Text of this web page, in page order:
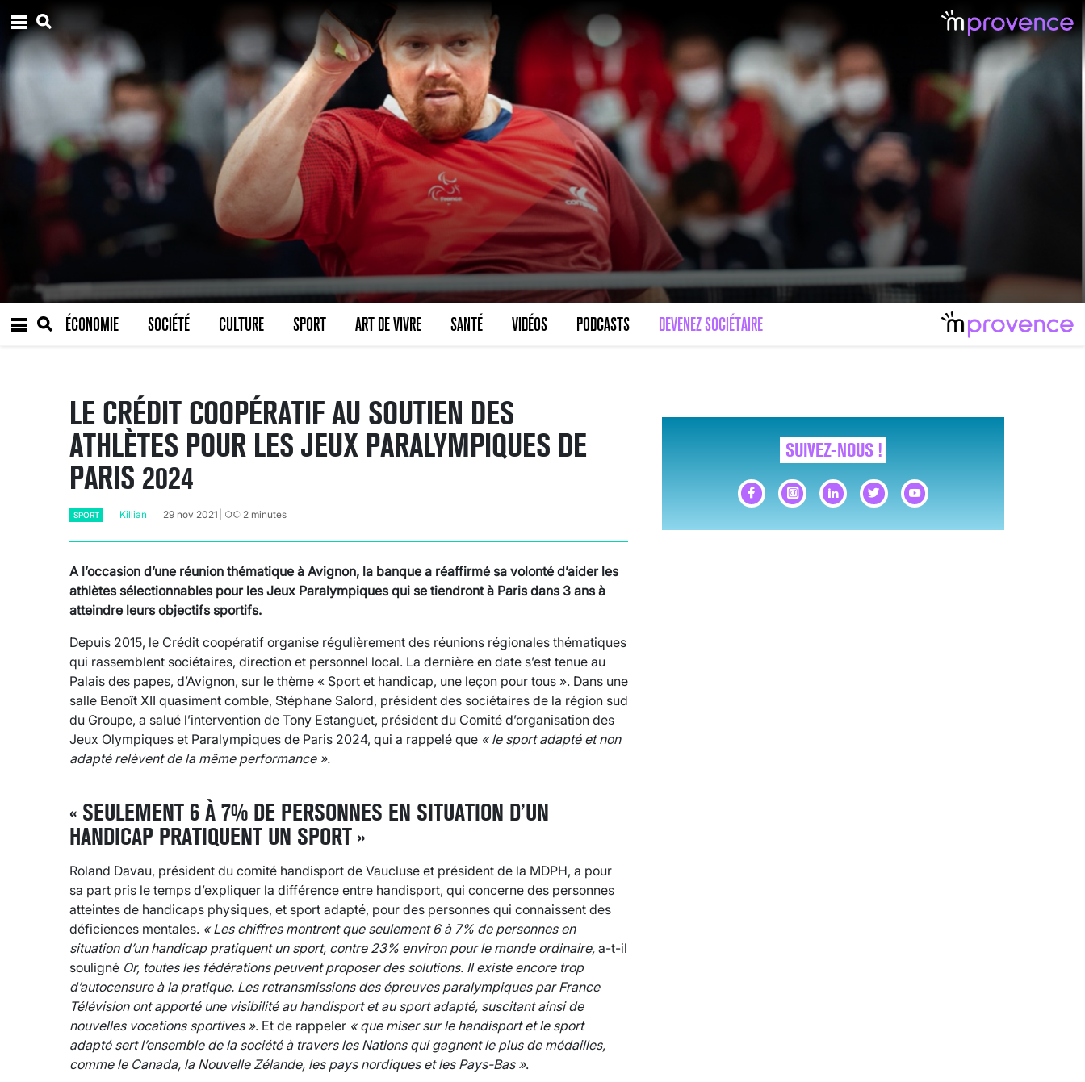
ÉCONOMIE SOCIÉTÉ CULTURE SPORT ART DE VIVRE SANTÉ VIDÉOS PODCASTS DEVENEZ SOCIÉTAIRE
LE CRÉDIT COOPÉRATIF AU SOUTIEN DES
ATHLÈTES POUR LES JEUX PARALYMPIQUES DE
PARIS 2024
SPORT Killian 29 nov 2021 2 minutes
A l’occasion d’une réunion thématique à Avignon, la banque a réaffirmé sa volonté d’aider les
athlètes sélectionnables pour les Jeux Paralympiques qui se tiendront à Paris dans 3 ans à
atteindre leurs objectifs sportifs.
Depuis 2015, le Crédit coopératif organise régulièrement des réunions régionales thématiques
qui rassemblent sociétaires, direction et personnel local. La dernière en date s’est tenue au
Palais des papes, d’Avignon, sur le thème « Sport et handicap, une leçon pour tous ». Dans une
salle Benoît XII quasiment comble, Stéphane Salord, président des sociétaires de la région sud
du Groupe, a salué l’intervention de Tony Estanguet, président du Comité d’organisation des
Jeux Olympiques et Paralympiques de Paris 2024, qui a rappelé que « le sport adapté et non
adapté relèvent de la même performance ».
« SEULEMENT 6 À 7% DE PERSONNES EN SITUATION D’UN
HANDICAP PRATIQUENT UN SPORT »
Roland Davau, président du comité handisport de Vaucluse et président de la MDPH, a pour
sa part pris le temps d’expliquer la différence entre handisport, qui concerne des personnes
atteintes de handicaps physiques, et sport adapté, pour des personnes qui connaissent des
déficiences mentales. « Les chiffres montrent que seulement 6 à 7% de personnes en
situation d’un handicap pratiquent un sport, contre 23% environ pour le monde ordinaire, a-t-il
souligné Or, toutes les fédérations peuvent proposer des solutions. Il existe encore trop
d’autocensure à la pratique. Les retransmissions des épreuves paralympiques par France
Télévision ont apporté une visibilité au handisport et au sport adapté, suscitant ainsi de
nouvelles vocations sportives ». Et de rappeler « que miser sur le handisport et le sport
adapté sert l’ensemble de la société à travers les Nations qui gagnent le plus de médailles,
comme le Canada, la Nouvelle Zélande, les pays nordiques et les Pays-Bas ».
SUIVEZ-NOUS !